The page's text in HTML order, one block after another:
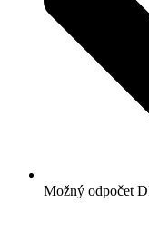
Možný odpočet